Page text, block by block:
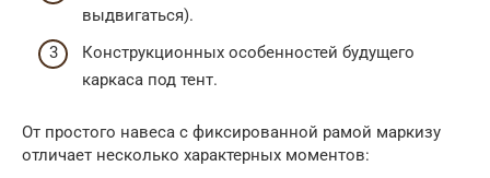
выдвигаться).
Конструкционных особенностей будущего
каркаса под тент.
От простого навеса с фиксированной рамой маркизу
отличает несколько характерных моментов: